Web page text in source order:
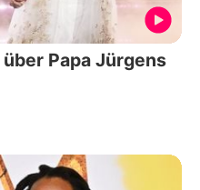
Papa Jürgens